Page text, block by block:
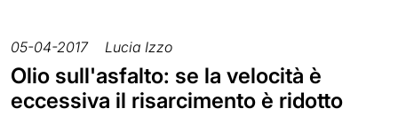
05-04-2017 Lucia Izzo
Olio sull'asfalto: se la velocità è
eccessiva il risarcimento è ridotto